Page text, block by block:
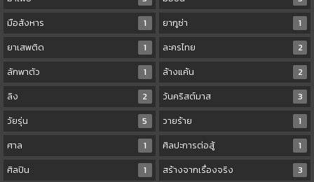
มือสังหาร
1 ยากูซ่า
1
ยาเสพติด
1 ละครไทย
2
ลักพาตัว
1 ล้างแค้น
2
ลิง
2 วันคริสต์มาส
3
วัยรุ่น
5 วายร้าย
1
ศาล
1 ศิลปะการต่อสู้
1
ศิลปิน
1 สร้างจากเรื่องจริง
3